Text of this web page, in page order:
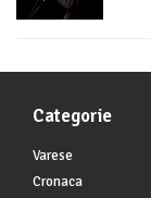
Categorie
Varese
Cronaca